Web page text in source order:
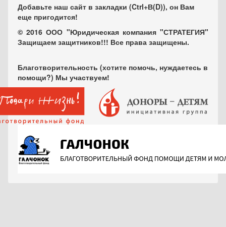
Добавьте наш сайт в закладки (Ctrl+В(D)), он Вам
еще пригодится!
© 2016 ООО "Юридическая компания "СТРАТЕГИЯ"
Защищаем защитников!!! Все права защищены.
Благотворительность (хотите помочь, нуждаетесь в
помощи?) Мы участвуем!